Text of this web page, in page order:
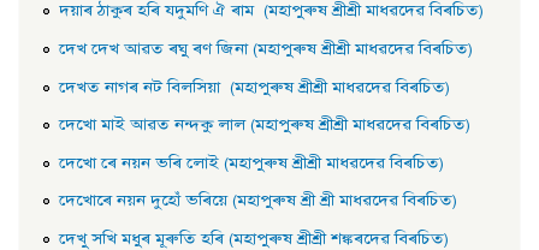
দয়াৰ ঠাকুৰ হৰি যদুমণি ঐ ৰাম (মহাপুৰুষ শ্ৰীশ্ৰী মাধৱদেৱ বিৰচিত)
দেখ দেখ আৱত ৰঘু ৰণ জিনা (মহাপুৰুষ শ্ৰীশ্ৰী মাধৱদেৱ বিৰচিত)
দেখত নাগৰ নট বিলসিয়া (মহাপুৰুষ শ্ৰীশ্ৰী মাধৱদেৱ বিৰচিত)
দেখাে মাই আৱত নন্দকু লাল (মহাপুৰুষ শ্ৰীশ্ৰী মাধৱদেৱ বিৰচিত)
দেখাে ৰে নয়ন ভৰি লােই (মহাপুৰুষ শ্ৰীশ্ৰী মাধৱদেৱ বিৰচিত)
দেখােৰে নয়ন দুহোঁ ভৰিয়ে (মহাপুৰুষ শ্ৰী শ্ৰী মাধৱদেৱ বিৰচিত)
দেখু সখি মধুৰ মূৰুতি হৰি (মহাপুৰুষ শ্ৰীশ্ৰী শঙ্কৰদেৱ বিৰচিত)